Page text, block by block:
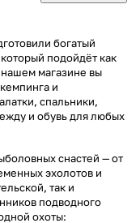
богатый
подойдёт как
нашем магазине вы
и
спальники,
и обувь для любых
снастей — от
эхолотов и
так и
подводного
охоты: